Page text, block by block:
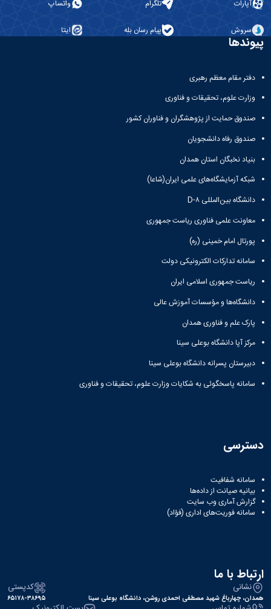
آپارات تلگرام واتساپ
سروش پیام رسان بله ایتا
پیوندها
دفتر مقام معظم رهبری
وزارت علوم، تحقیقات و فناوری
صندوق حمایت از پژوهشگران و فناوران کشور
صندوق رفاه دانشجویان
بنیاد نخبگان استان همدان
شبکه آزمایشگاه‌های علمی ایران(شاعا)
دانشگاه بین‌المللی D-۸
معاونت علمی فناوری ریاست جمهوری
پورتال امام خمینی (ره)
سامانه تدارکات الکترونیکی دولت
ریاست جمهوری اسلامی ایران
دانشگاه‌ها و مؤسسات آموزش عالی
پارک علم و فناوری همدان
مرکز آپا دانشگاه بوعلی سینا
دبیرستان پسرانه دانشگاه بوعلی سینا
سامانه پاسخگوئی به شکایات وزارت علوم، تحقیقات و فناوری
دسترسی
سامانه شفافیت
بیانیه صیانت از داده‌ها
گزارش آماری وب‌ سایت
سامانه فوریت‌های اداری (فؤاد)
ارتباط با ما
نشانی
همدان، چهارباغ شهید مصطفی احمدی روشن، دانشگاه بوعلی سینا
کدپستی
۶۵۱۷۸-۳۸۶۹۵